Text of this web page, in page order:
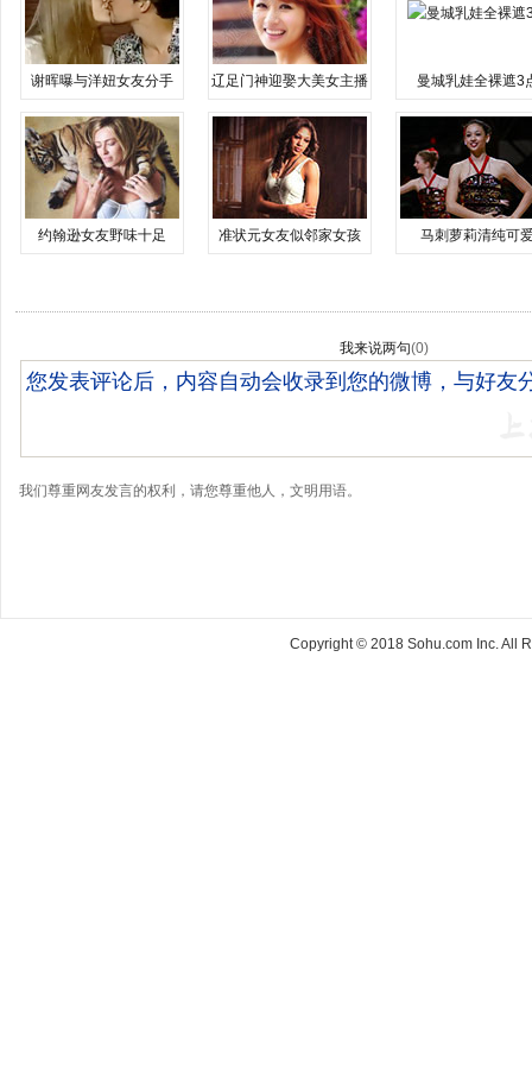
谢晖曝与洋妞女友分手 辽足门神迎娶大美女主播 曼城乳娃全裸遮3
约翰逊女友野味十足 准状元女友似邻家女孩 马刺萝莉清纯可
我来说两句(0)
我们尊重网友发言的权利，请您尊重他人，文明用语。
Copyright © 2018 Sohu.com Inc. All